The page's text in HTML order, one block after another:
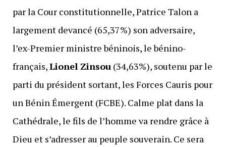
par la Cour constitutionnelle, Patrice Talon a
largement devancé (65,37%) son adversaire,
l’ex-Premier ministre béninois, le bénino-
français,Lionel Zinsou(34,63%), soutenu par le
parti du président sortant, les Forces Cauris pour
un Bénin Émergent (FCBE). Calme plat dans la
Cathédrale, le fils de l’homme va rendre grâce à
Dieu et s’adresser au peuple souverain. Ce sera